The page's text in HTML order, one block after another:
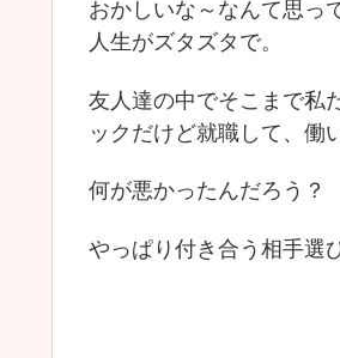
おかしいな～なんて思っ
人生がズタズタで。
友人達の中でそこまで私
ックだけど就職して、働
何が悪かったんだろう？
やっぱり付き合う相手選